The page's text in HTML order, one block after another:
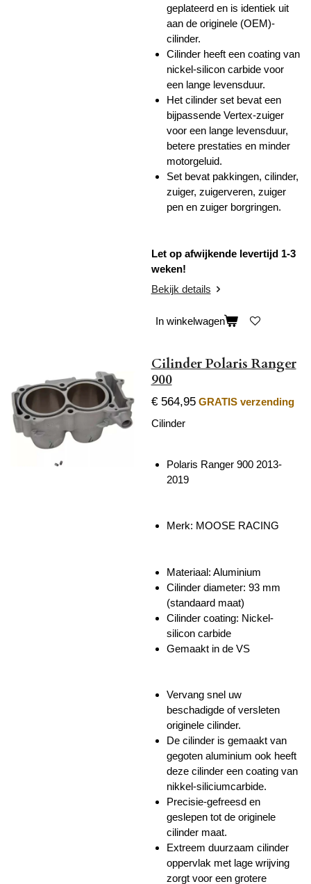
geplateerd en is identiek uit
aan de originele (OEM)-
cilinder.
Cilinder heeft een coating van
nickel-silicon carbide voor
een lange levensduur.
Het cilinder set bevat een
bijpassende Vertex-zuiger
voor een lange levensduur,
betere prestaties en minder
motorgeluid.
Set bevat pakkingen, cilinder,
zuiger, zuigerveren, zuiger
pen en zuiger borgringen.
Let op afwijkende levertijd 1-3
weken!
Bekijk details
In winkelwagen
Cilinder Polaris Ranger
900
€ 564,95 GRATIS verzending
Cilinder
Polaris Ranger 900 2013-
2019
Merk: MOOSE RACING
Materiaal: Aluminium
Cilinder diameter: 93 mm
(standaard maat)
Cilinder coating: Nickel-
silicon carbide
Gemaakt in de VS
Vervang snel uw
beschadigde of versleten
originele cilinder.
De cilinder is gemaakt van
gegoten aluminium ook heeft
deze cilinder een coating van
nikkel-siliciumcarbide.
Precisie-gefreesd en
geslepen tot de originele
cilinder maat.
Extreem duurzaam cilinder
oppervlak met lage wrijving
zorgt voor een grotere